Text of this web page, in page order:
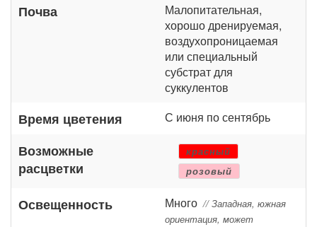
Почва
Малопитательная,
хорошо дренируемая,
воздухопроницаемая
или специальный
субстрат для
суккулентов
Время цветения С июня по сентябрь
Возможные
расцветки
красный
розовый
Освещенность Много // Западная, южная
ориентация, может